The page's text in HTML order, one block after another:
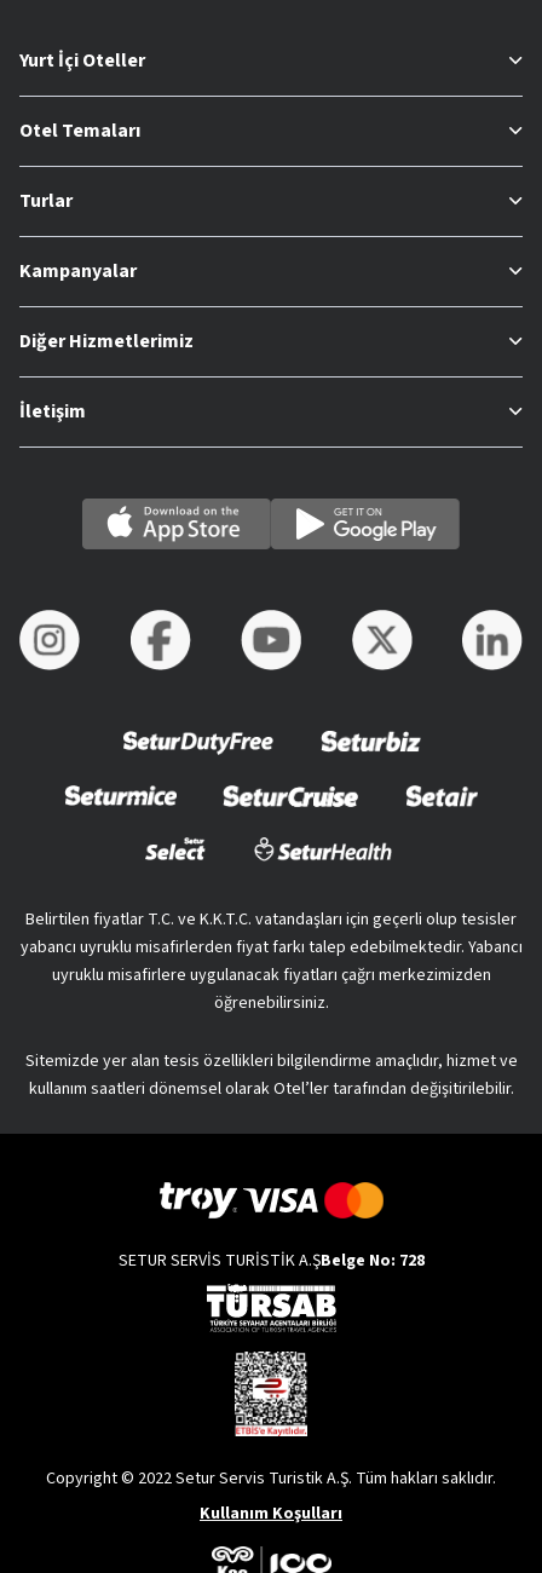
Yurt İçi Oteller
Otel Temaları
Turlar
Kampanyalar
Diğer Hizmetlerimiz
İletişim
Belirtilen fiyatlar T.C. ve K.K.T.C. vatandaşları için geçerli olup tesisler
yabancı uyruklu misafirlerden fiyat farkı talep edebilmektedir. Yabancı
uyruklu misafirlere uygulanacak fiyatları çağrı merkezimizden
öğrenebilirsiniz.
Sitemizde yer alan tesis özellikleri bilgilendirme amaçlıdır, hizmet ve
kullanım saatleri dönemsel olarak Otel’ler tarafından değişitirilebilir.
SETUR SERVİS TURİSTİK A.ŞBelge No: 728
Copyright © 2022 Setur Servis Turistik A.Ş. Tüm hakları saklıdır.
Kullanım Koşulları